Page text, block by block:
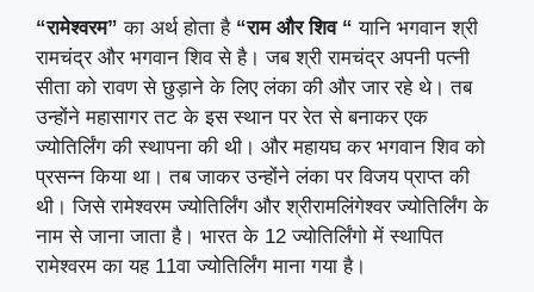
“रामेश्वरम” का अर्थ होता है “राम और शिव “ यानि भगवान श्री
रामचंद्र और भगवान शिव से है। जब श्री रामचंद्र अपनी पत्नी
सीता को रावण से छुड़ाने के लिए लंका की और जार रहे थे। तब
उन्होंने महासागर तट के इस स्थान पर रेत से बनाकर एक
ज्योतिर्लिंग की स्थापना की थी। और महायघ कर भगवान शिव को
प्रसन्न किया था। तब जाकर उन्होंने लंका पर विजय प्राप्त की
थी। जिसे रामेश्वरम ज्योतिर्लिंग और श्रीरामलिंगेश्वर ज्योतिर्लिंग के
नाम से जाना जाता है। भारत के 12 ज्योतिर्लिंगो में स्थापित
रामेश्वरम का यह 11वा ज्योतिर्लिंग माना गया है।